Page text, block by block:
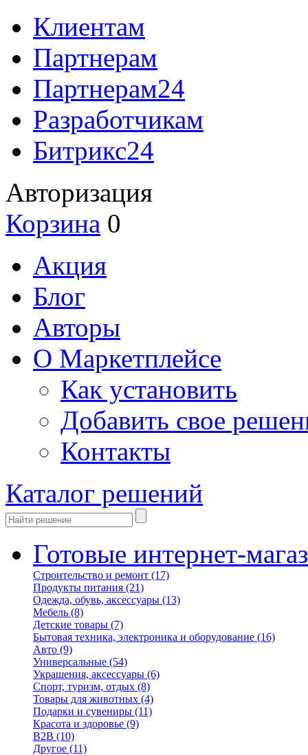
Клиентам
Партнерам
Партнерам24
Разработчикам
Битрикс24
Авторизация
Корзина 0
Акция
Блог
Авторы
О Маркетплейсе
Как установить
Добавить свое
Контакты
Каталог решений
Готовые интернет-
Строительство и ремонт (17)
Продукты питания (21)
Одежда, обувь, аксессуары (13)
Мебель (8)
Детские товары (7)
Бытовая техника, электроника и оборудование (16)
Авто (9)
Универсальные (54)
Украшения, аксессуары (6)
Спорт, туризм, отдых (8)
Товары для животных (4)
Подарки и сувениры (11)
Красота и здоровье (9)
B2B (10)
Другое (11)